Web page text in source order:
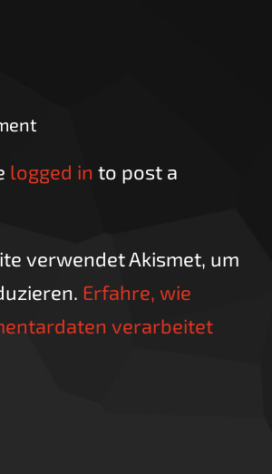
logged in to post a
verwendet Akismet, um
Erfahre, wie
verarbeitet